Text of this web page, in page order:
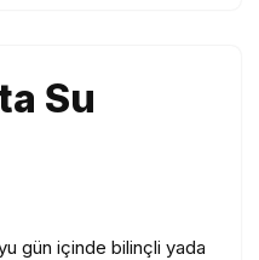
Su
gün içinde bilinçli yada